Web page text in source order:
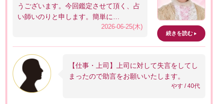
続きを読む
うございます。今回鑑定させて頂く、占
い師いのりと申します。簡単に…
2026-06-25(木)
【仕事・上司】上司に対して失言をしてし
まったので助言をお願いいたします。
やす / 40代